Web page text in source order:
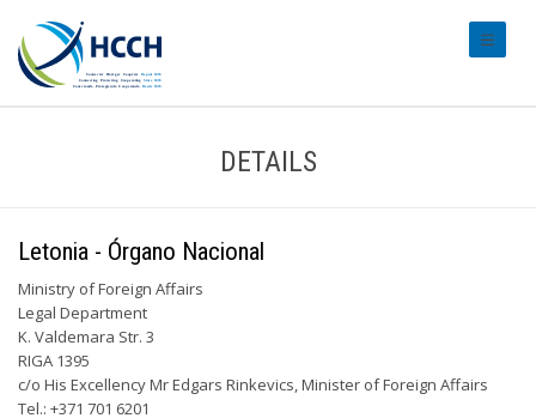
DETAILS
Letonia - Órgano Nacional
Ministry of Foreign Affairs
Legal Department
K. Valdemara Str. 3
RIGA 1395
c/o His Excellency Mr Edgars Rinkevics, Minister of Foreign Affairs
Tel.: +371 701 6201